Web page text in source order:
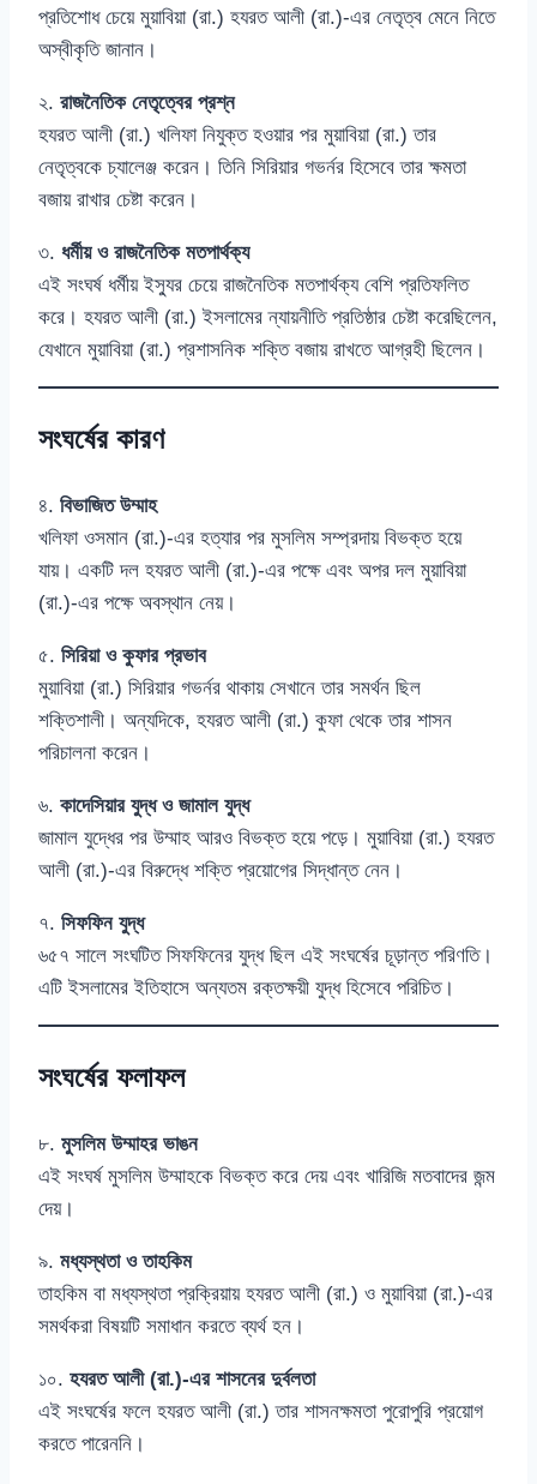
প্রতিশোধ চেয়ে মুয়াবিয়া (রা.) হযরত আলী (রা.)-এর নেতৃত্ব মেনে নিতে
অস্বীকৃতি জানান।
২. রাজনৈতিক নেতৃত্বের প্রশ্ন
হযরত আলী (রা.) খলিফা নিযুক্ত হওয়ার পর মুয়াবিয়া (রা.) তার
নেতৃত্বকে চ্যালেঞ্জ করেন। তিনি সিরিয়ার গভর্নর হিসেবে তার ক্ষমতা
বজায় রাখার চেষ্টা করেন।
৩. ধর্মীয় ও রাজনৈতিক মতপার্থক্য
এই সংঘর্ষ ধর্মীয় ইস্যুর চেয়ে রাজনৈতিক মতপার্থক্য বেশি প্রতিফলিত
করে। হযরত আলী (রা.) ইসলামের ন্যায়নীতি প্রতিষ্ঠার চেষ্টা করেছিলেন,
যেখানে মুয়াবিয়া (রা.) প্রশাসনিক শক্তি বজায় রাখতে আগ্রহী ছিলেন।
সংঘর্ষের কারণ
৪. বিভাজিত উম্মাহ
খলিফা ওসমান (রা.)-এর হত্যার পর মুসলিম সম্প্রদায় বিভক্ত হয়ে
যায়। একটি দল হযরত আলী (রা.)-এর পক্ষে এবং অপর দল মুয়াবিয়া
(রা.)-এর পক্ষে অবস্থান নেয়।
৫. সিরিয়া ও কুফার প্রভাব
মুয়াবিয়া (রা.) সিরিয়ার গভর্নর থাকায় সেখানে তার সমর্থন ছিল
শক্তিশালী। অন্যদিকে, হযরত আলী (রা.) কুফা থেকে তার শাসন
পরিচালনা করেন।
৬. কাদেসিয়ার যুদ্ধ ও জামাল যুদ্ধ
জামাল যুদ্ধের পর উম্মাহ আরও বিভক্ত হয়ে পড়ে। মুয়াবিয়া (রা.) হযরত
আলী (রা.)-এর বিরুদ্ধে শক্তি প্রয়োগের সিদ্ধান্ত নেন।
৭. সিফফিন যুদ্ধ
৬৫৭ সালে সংঘটিত সিফফিনের যুদ্ধ ছিল এই সংঘর্ষের চূড়ান্ত পরিণতি।
এটি ইসলামের ইতিহাসে অন্যতম রক্তক্ষয়ী যুদ্ধ হিসেবে পরিচিত।
সংঘর্ষের ফলাফল
৮. মুসলিম উম্মাহর ভাঙন
এই সংঘর্ষ মুসলিম উম্মাহকে বিভক্ত করে দেয় এবং খারিজি মতবাদের জন্ম
দেয়।
৯. মধ্যস্থতা ও তাহকিম
তাহকিম বা মধ্যস্থতা প্রক্রিয়ায় হযরত আলী (রা.) ও মুয়াবিয়া (রা.)-এর
সমর্থকরা বিষয়টি সমাধান করতে ব্যর্থ হন।
১০. হযরত আলী (রা.)-এর শাসনের দুর্বলতা
এই সংঘর্ষের ফলে হযরত আলী (রা.) তার শাসনক্ষমতা পুরোপুরি প্রয়োগ
করতে পারেননি।